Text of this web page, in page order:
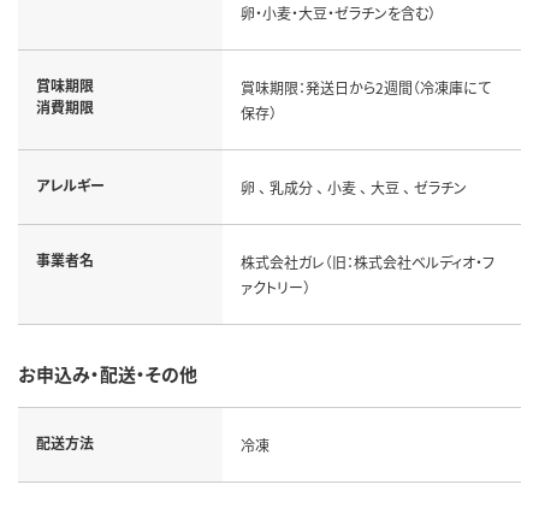
卵・小麦・大豆・ゼラチンを含む）
賞味期限
消費期限
賞味期限：発送日から2週間（冷凍庫にて
保存）
アレルギー 卵 、 乳成分 、 小麦 、 大豆 、 ゼラチン
事業者名
株式会社ガレ（旧：株式会社ベルディオ・フ
ァクトリー）
お申込み・配送・その他
配送方法 冷凍